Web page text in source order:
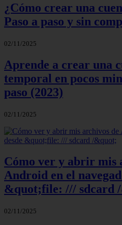
¿Cómo crear una
Paso a paso y sin
02/11/2025
Aprende a crear una
temporal en pocos
paso (2023)
02/11/2025
Cómo ver y abrir mis
Android en el
&quot;file: /// sdcard
02/11/2025